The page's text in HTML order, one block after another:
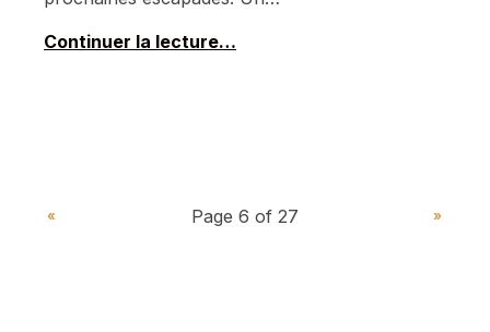
Continuer la lecture…
« »